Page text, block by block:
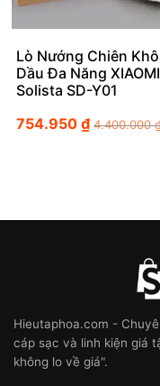
Lò Nướng Chiên
Dầu Đa Năng XIAOMI
Solista SD-Y01
754.950 ₫ 4.400.000
Hieutaphoa.com -
cáp sạc và linh kiện giá
không lo về giá".